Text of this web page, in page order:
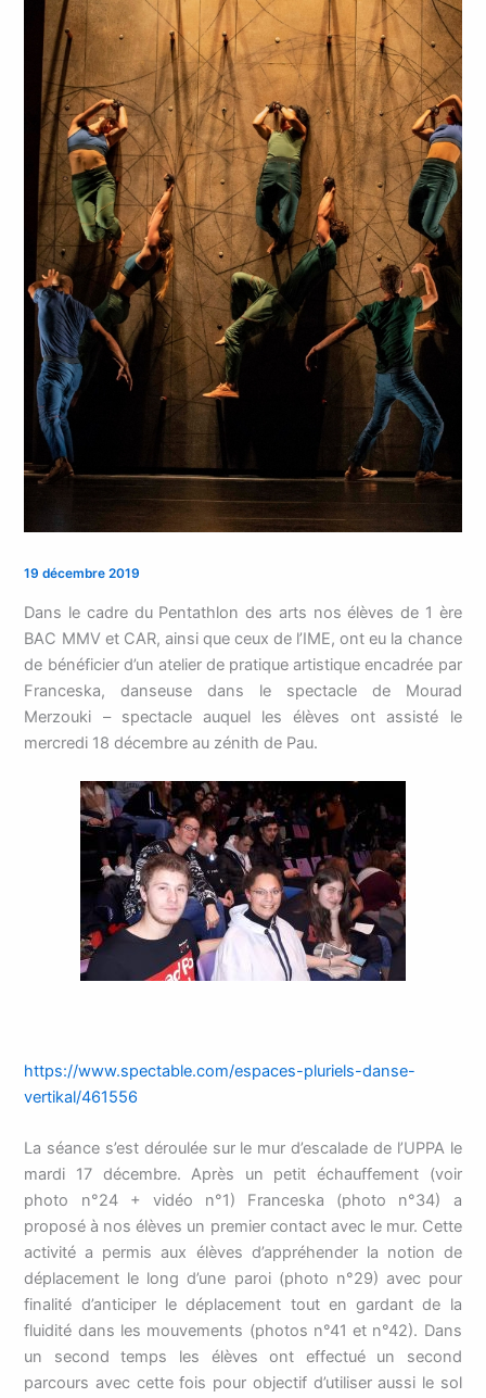
19 décembre 2019
Dans le cadre du Pentathlon des arts nos élèves de 1 ère
BAC MMV et CAR, ainsi que ceux de l’IME, ont eu la chance
de bénéficier d’un atelier de pratique artistique encadrée par
Franceska, danseuse dans le spectacle de Mourad
Merzouki – spectacle auquel les élèves ont assisté le
mercredi 18 décembre au zénith de Pau.
https://www.spectable.com/espaces-pluriels-danse-
vertikal/461556
La séance s’est déroulée sur le mur d’escalade de l’UPPA le
mardi 17 décembre. Après un petit échauffement (voir
photo n°24 + vidéo n°1) Franceska (photo n°34) a
proposé à nos élèves un premier contact avec le mur. Cette
activité a permis aux élèves d’appréhender la notion de
déplacement le long d’une paroi (photo n°29) avec pour
finalité d’anticiper le déplacement tout en gardant de la
fluidité dans les mouvements (photos n°41 et n°42). Dans
un second temps les élèves ont effectué un second
parcours avec cette fois pour objectif d’utiliser aussi le sol